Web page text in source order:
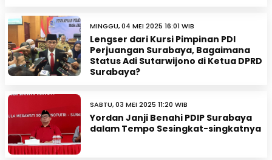
MINGGU, 04 MEI 2025 16:01 WIB
Lengser dari Kursi Pimpinan PDI
Perjuangan Surabaya, Bagaimana
Status Adi Sutarwijono di Ketua DPRD
Surabaya?
SABTU, 03 MEI 2025 11:20 WIB
Yordan Janji Benahi PDIP Surabaya
dalam Tempo Sesingkat-singkatnya